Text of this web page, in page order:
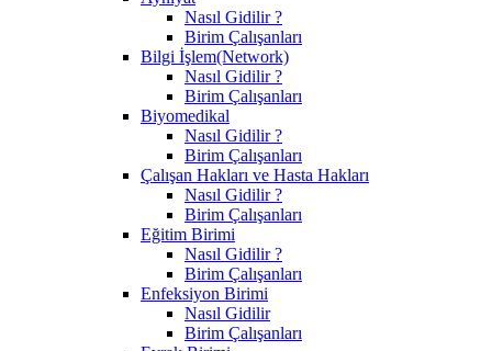
Nasıl Gidilir ?
Birim Çalışanları
Bilgi İşlem(Network)
Nasıl Gidilir ?
Birim Çalışanları
Biyomedikal
Nasıl Gidilir ?
Birim Çalışanları
Çalışan Hakları ve Hasta Hakları
Nasıl Gidilir ?
Birim Çalışanları
Eğitim Birimi
Nasıl Gidilir ?
Birim Çalışanları
Enfeksiyon Birimi
Nasıl Gidilir
Birim Çalışanları